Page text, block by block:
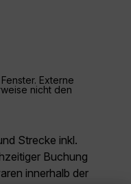
Externe
nicht den
Strecke inkl.
Buchung
innerhalb der